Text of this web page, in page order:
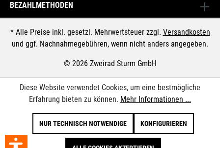
BEZAHLMETHODEN
* Alle Preise inkl. gesetzl. Mehrwertsteuer zzgl. Versandkosten
und ggf. Nachnahmegebühren, wenn nicht anders angegeben.
© 2026 Zweirad Sturm GmbH
Diese Website verwendet Cookies, um eine bestmögliche
Erfahrung bieten zu können. Mehr Informationen ...
NUR TECHNISCH NOTWENDIGE KONFIGURIEREN